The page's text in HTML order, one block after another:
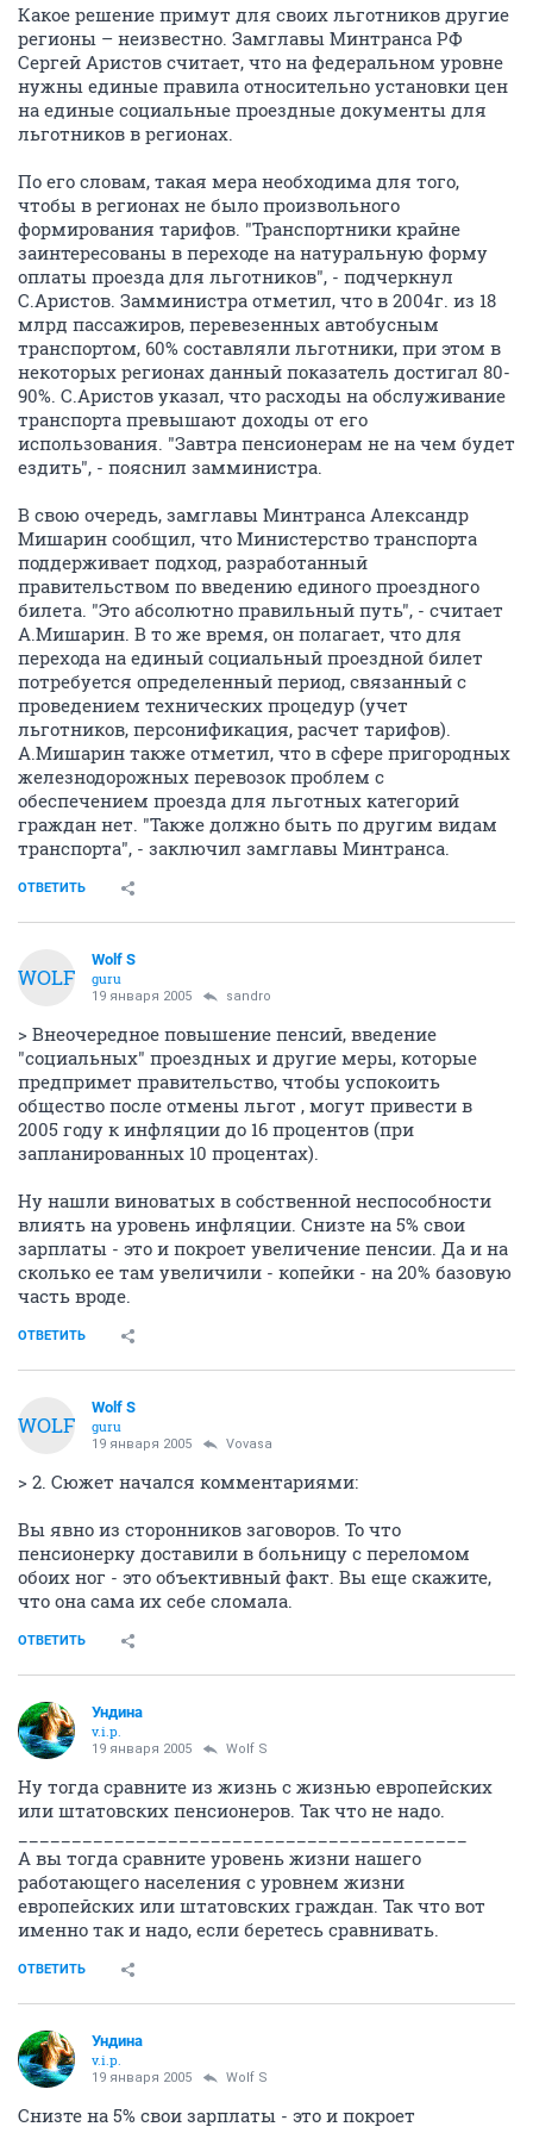
Какое решение примут для своих льготников другие
регионы – неизвестно. Замглавы Минтранса РФ
Сергей Аристов считает, что на федеральном уровне
нужны единые правила относительно установки цен
на единые социальные проездные документы для
льготников в регионах.
По его словам, такая мера необходима для того,
чтобы в регионах не было произвольного
формирования тарифов. "Транспортники крайне
заинтересованы в переходе на натуральную форму
оплаты проезда для льготников", - подчеркнул
С.Аристов. Замминистра отметил, что в 2004г. из 18
млрд пассажиров, перевезенных автобусным
транспортом, 60% составляли льготники, при этом в
некоторых регионах данный показатель достигал 80-
90%. С.Аристов указал, что расходы на обслуживание
транспорта превышают доходы от его
использования. "Завтра пенсионерам не на чем будет
ездить", - пояснил замминистра.
В свою очередь, замглавы Минтранса Александр
Мишарин сообщил, что Министерство транспорта
поддерживает подход, разработанный
правительством по введению единого проездного
билета. "Это абсолютно правильный путь", - считает
А.Мишарин. В то же время, он полагает, что для
перехода на единый социальный проездной билет
потребуется определенный период, связанный с
проведением технических процедур (учет
льготников, персонификация, расчет тарифов).
А.Мишарин также отметил, что в сфере пригородных
железнодорожных перевозок проблем с
обеспечением проезда для льготных категорий
граждан нет. "Также должно быть по другим видам
транспорта", - заключил замглавы Минтранса.
ОТВЕТИТЬ
WOLF
Wolf S
guru
19 января 2005 sandro
> Внеочередное повышение пенсий, введение
"социальных" проездных и другие меры, которые
предпримет правительство, чтобы успокоить
общество после отмены льгот , могут привести в
2005 году к инфляции до 16 процентов (при
запланированных 10 процентах).
Ну нашли виноватых в собственной неспособности
влиять на уровень инфляции. Снизте на 5% свои
зарплаты - это и покроет увеличение пенсии. Да и на
сколько ее там увеличили - копейки - на 20% базовую
часть вроде.
ОТВЕТИТЬ
WOLF
Wolf S
guru
19 января 2005 Vovasa
> 2. Сюжет начался комментариями:
Вы явно из сторонников заговоров. То что
пенсионерку доставили в больницу с переломом
обоих ног - это объективный факт. Вы еще скажите,
что она сама их себе сломала.
ОТВЕТИТЬ
Ундина
v.i.p.
19 января 2005 Wolf S
Ну тогда сравните из жизнь с жизнью европейских
или штатовских пенсионеров. Так что не надо.
А вы тогда сравните уровень жизни нашего
работающего населения с уровнем жизни
европейских или штатовских граждан. Так что вот
именно так и надо, если беретесь сравнивать.
ОТВЕТИТЬ
Ундина
v.i.p.
19 января 2005 Wolf S
Снизте на 5% свои зарплаты - это и покроет